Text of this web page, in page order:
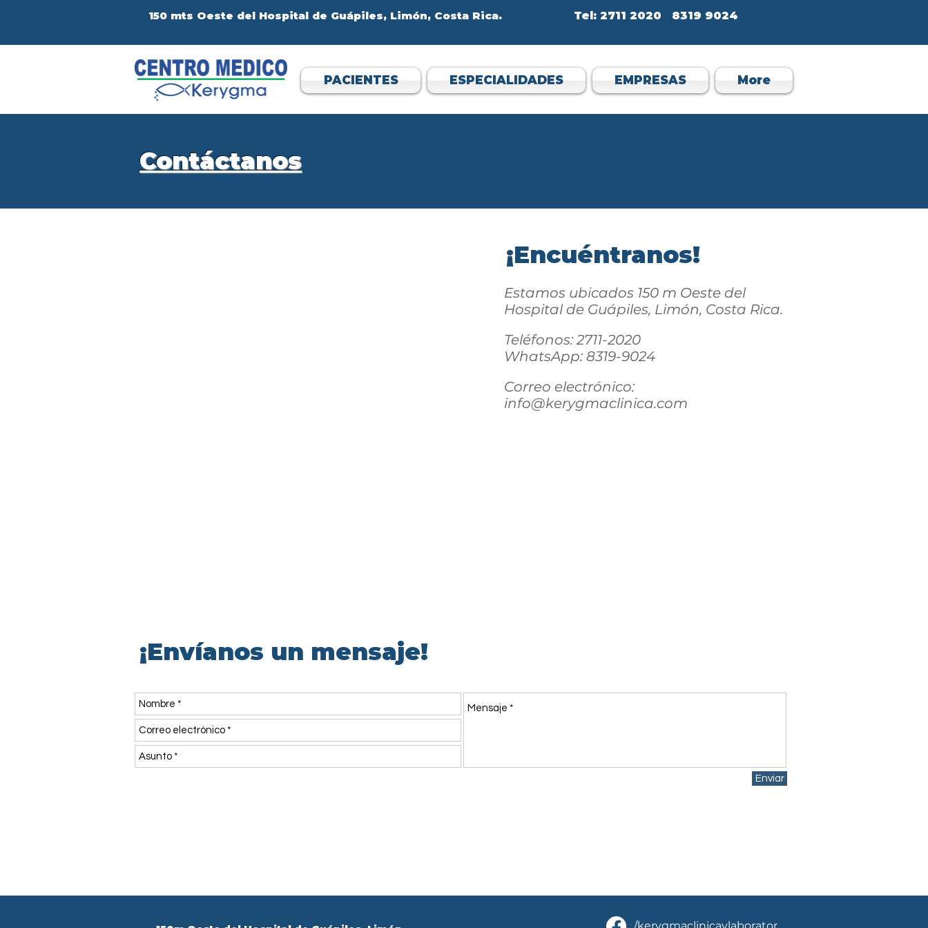
150 mts Oeste del Hospital de Guápiles, Limón, Costa Rica. Tel: 2711 2020 8319 9024
PACIENTES ESPECIALIDADES EMPRESAS More
Contáctanos
¡Encuéntranos!
Estamos ubicados 150 m Oeste del
Hospital de Guápiles, Limón, Costa Rica.
Teléfonos: 2711-2020
WhatsApp: 8319-9024
Correo electrónico:
info@kerygmaclinica.com
¡Envíanos un mensaje!
Enviar